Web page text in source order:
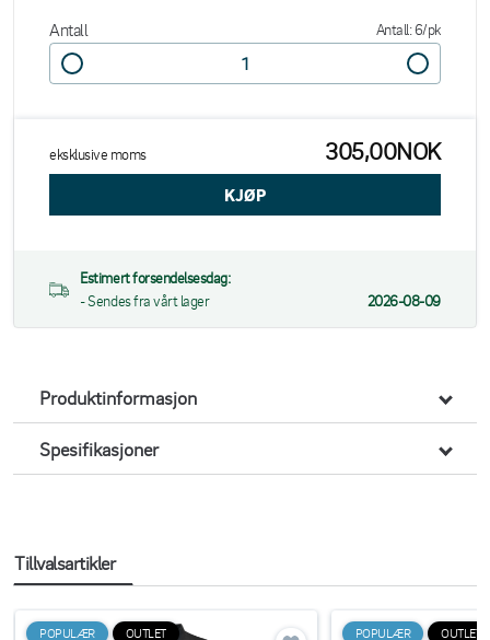
Antall
Antall: 6/pk
eksklusive moms 305,00NOK
Estimert forsendelsesdag:
- Sendes fra vårt lager
2026-08-09
Produktinformasjon
Spesifikasjoner
Tillvalsartikler
POPULÆR OUTLET POPULÆR OUTLET